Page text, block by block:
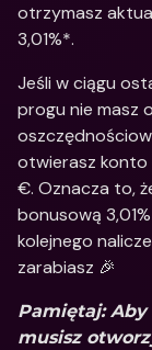
otrzymasz
3,01%*.
Jeśli w ciągu
progu nie masz
otwierasz konto
€. Oznacza to,
bonusową
kolejnego
zarabiasz 🎉
Pamiętaj: Aby
musisz